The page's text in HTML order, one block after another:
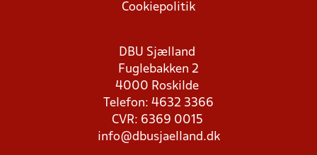
Cookiepolitik
DBU Sjælland
Fuglebakken 2
4000 Roskilde
Telefon: 4632 3366
CVR: 6369 0015
info@dbusjaelland.dk